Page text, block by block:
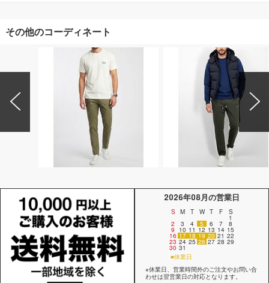
その他のコーディネート
2026年08月の営業日
S M T W T F S
1
2 3 4 5 6 7 8
9 10 11 12 13 14 15
16 17 18 19 20 21 22
23 24 25 26 27 28 29
30 31
■休業日
※休業日、営業時間外のご注文やお問い合
わせは翌営業日の対応となります。